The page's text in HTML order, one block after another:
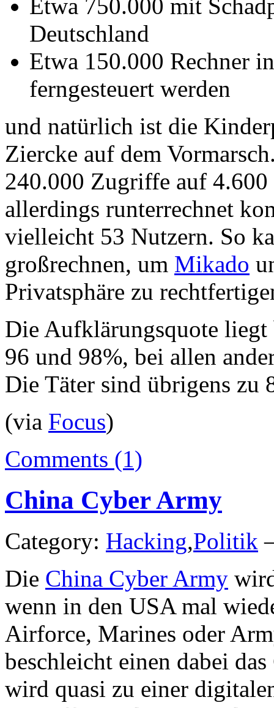
Etwa 750.000 mit
Deutschland
Etwa 150.000 Rechner
ferngesteuert werden
und natürlich ist die
Ziercke auf dem
240.000 Zugriffe auf 4.600
allerdings runterrechnet
vielleicht 53 Nutzern. So
großrechnen, um Mikado
Privatsphäre zu
Die Aufklärungsquote liegt
96 und 98%, bei allen
Die Täter sind übrigens zu
(via Focus)
Comments (1)
China Cyber Army
Category: Hacking,Politik
Die China Cyber Army
wenn in den USA mal
Airforce, Marines oder
beschleicht einen dabei
wird quasi zu einer